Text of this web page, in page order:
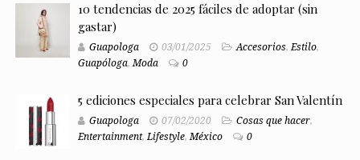
10 tendencias de 2025 fáciles de adoptar (sin
gastar)
Guapologa 03/01/2025 Accesorios,Estilo,
Guapóloga,Moda 0
5 ediciones especiales para celebrar San Valentín
Guapologa 07/02/2020 Cosas que hacer,
Entertainment,Lifestyle,México 0